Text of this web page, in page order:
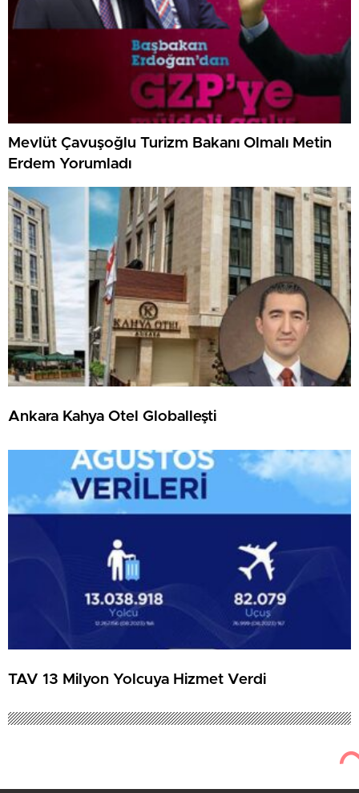
Mevlüt Çavuşoğlu Turizm Bakanı Olmalı Metin
Erdem Yorumladı
Ankara Kahya Otel Globalleşti
TAV 13 Milyon Yolcuya Hizmet Verdi